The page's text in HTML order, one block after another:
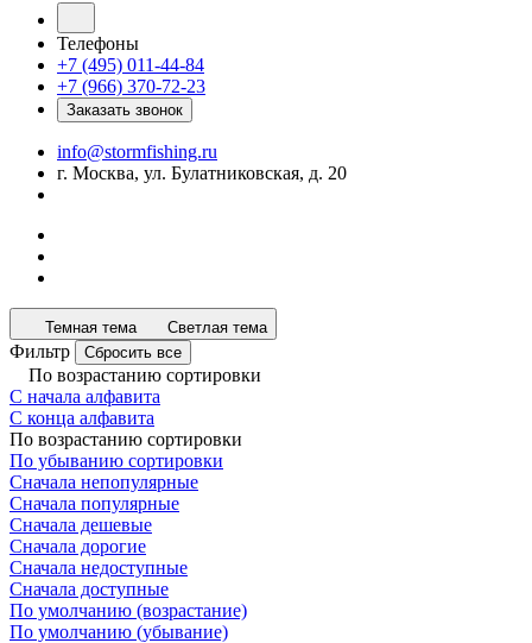
Телефоны
+7 (495) 011-44-84
+7 (966) 370-72-23
Заказать звонок
info@stormfishing.ru
г. Москва, ул. Булатниковская, д. 20
Темная тема Светлая тема
Фильтр Сбросить все
По возрастанию сортировки
С начала алфавита
С конца алфавита
По возрастанию сортировки
По убыванию сортировки
Сначала непопулярные
Сначала популярные
Сначала дешевые
Сначала дорогие
Сначала недоступные
Сначала доступные
По умолчанию (возрастание)
По умолчанию (убывание)